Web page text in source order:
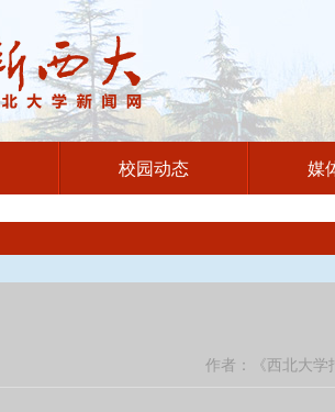
校园动态 媒
作者：《西北大